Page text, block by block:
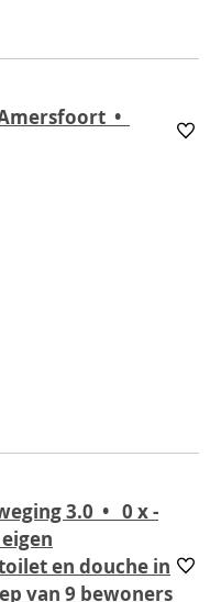
•
3.0 • 0 x-
en douche in
van 9 bewoners